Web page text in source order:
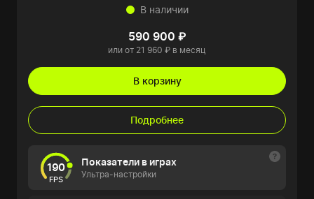
В наличии
590 900 ₽
или от 21 960 ₽ в месяц
В корзину
Подробнее
190
FPS
Показатели в играх
Ультра-настройки